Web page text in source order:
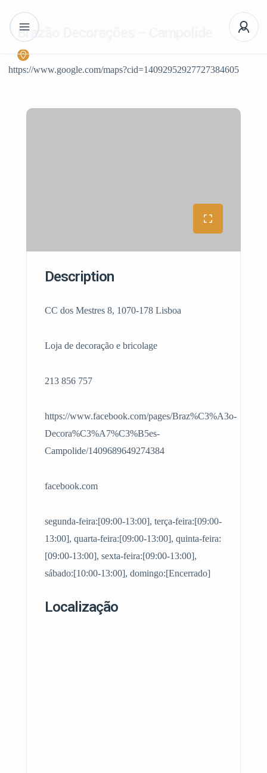
Brazão Decorações – Campolide
https://www.google.com/maps?cid=14092952927727384605
Description
CC dos Mestres 8, 1070-178 Lisboa
Loja de decoração e bricolage
213 856 757
https://www.facebook.com/pages/Braz%C3%A3o-
Decora%C3%A7%C3%B5es-
Campolide/1409689649274384
facebook.com
segunda-feira:[09:00-13:00], terça-feira:[09:00-
13:00], quarta-feira:[09:00-13:00], quinta-feira:
[09:00-13:00], sexta-feira:[09:00-13:00],
sábado:[10:00-13:00], domingo:[Encerrado]
Localização